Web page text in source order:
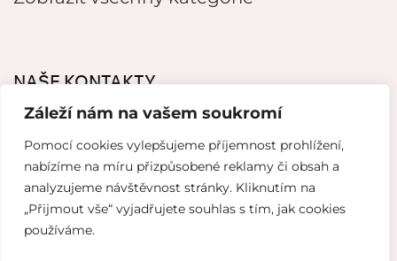
Záleží nám na vašem soukromí
Pomocí cookies vylepšujeme příjemnost prohlížení,
nabízíme na míru přizpůsobené reklamy či obsah a
analyzujeme návštěvnost stránky. Kliknutím na
„Přijmout vše“ vyjadřujete souhlas s tím, jak cookies
používáme.
NAŠE KONTAKTY
mikeladzebeauty@gmail.com
+420 776627318
U Pergamenky 12, Praha 7